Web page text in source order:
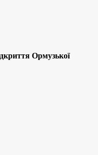
Ормузької